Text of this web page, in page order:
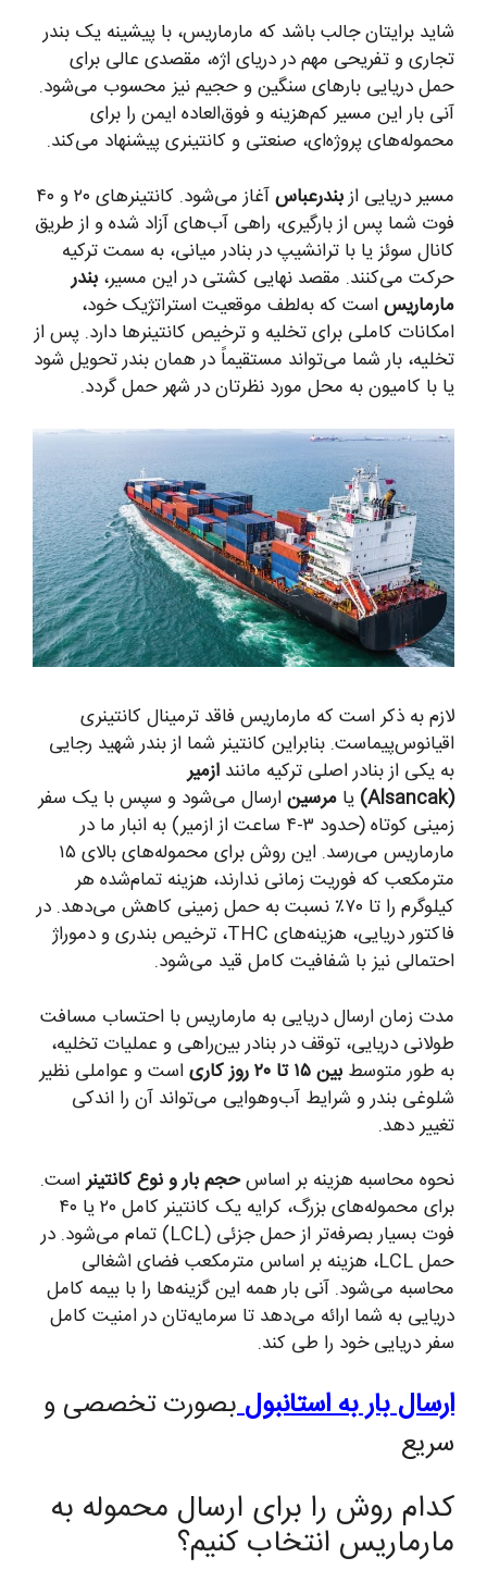
شاید برایتان جالب باشد که مارماریس، با پیشینه یک بندر
تجاری و تفریحی مهم در دریای اژه، مقصدی عالی برای
حمل دریایی بارهای سنگین و حجیم نیز محسوب می‌شود.
آنی بار این مسیر کم‌هزینه و فوق‌العاده ایمن را برای
محموله‌های پروژه‌ای، صنعتی و کانتینری پیشنهاد می‌کند.
مسیر دریایی ازبندرعباس
آغاز می‌شود. کانتینرهای ۲۰ و ۴۰
فوت شما پس از بارگیری، راهی آب‌های آزاد شده و از طریق
کانال سوئز یا با ترانشیپ در بنادر میانی، به سمت ترکیه
حرکت می‌کنند. مقصد نهایی کشتی در این مسیر، بندر
مارماریساست که به‌لطف موقعیت استراتژیک خود،
امکانات کاملی برای تخلیه و ترخیص کانتینرها دارد. پس از
تخلیه، بار شما می‌تواند مستقیماً در همان بندر تحویل شود
یا با کامیون به محل مورد نظرتان در شهر حمل گردد.
لازم به ذکر است که مارماریس فاقد ترمینال کانتینری
اقیانوس‌پیماست. بنابراین کانتینر شما از بندر شهید رجایی
به یکی از بنادر اصلی ترکیه مانند ازمیر
(Alsancak)
یا مرسینارسال می‌شود و سپس با یک سفر
زمینی کوتاه (حدود ۳-۴ ساعت از ازمیر) به انبار ما در
مارماریس می‌رسد. این روش برای محموله‌های بالای ۱۵
مترمکعب که فوریت زمانی ندارند، هزینه تمام‌شده هر
کیلوگرم را تا ۷۰٪ نسبت به حمل زمینی کاهش می‌دهد. در
فاکتور دریایی، هزینه‌های THC، ترخیص بندری و دموراژ
احتمالی نیز با شفافیت کامل قید می‌شود.
مدت زمان ارسال دریایی به مارماریس با احتساب مسافت
طولانی دریایی، توقف در بنادر بین‌راهی و عملیات تخلیه،
به طور متوسط بین ۱۵ تا ۲۰ روز کاری
است و عواملی نظیر
شلوغی بندر و شرایط آب‌وهوایی می‌تواند آن را اندکی
تغییر دهد.
نحوه محاسبه هزینه بر اساسحجم بار و نوع کانتینراست.
برای محموله‌های بزرگ، کرایه یک کانتینر کامل ۲۰ یا ۴۰
فوت بسیار بصرفه‌تر از حمل جزئی (LCL) تمام می‌شود. در
حمل LCL، هزینه بر اساس مترمکعب فضای اشغالی
محاسبه می‌شود. آنی بار همه این گزینه‌ها را با بیمه کامل
دریایی به شما ارائه می‌دهد تا سرمایه‌تان در امنیت کامل
سفر دریایی خود را طی کند.
ارسال بار به استانبول بصورت تخصصی و
سریع
کدام روش را برای ارسال محموله به
مارماریس انتخاب کنیم؟